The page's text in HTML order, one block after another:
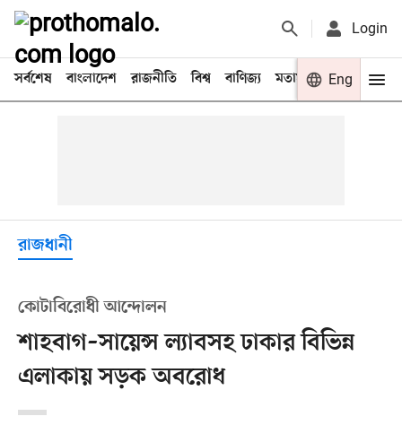
Login
সর্বশেষ বাংলাদেশ রাজনীতি বিশ্ব বাণিজ্য মতামত খেলা
Eng
রাজধানী
কোটাবিরোধী আন্দোলন
শাহবাগ–সায়েন্স ল্যাবসহ ঢাকার বিভিন্ন
এলাকায় সড়ক অবরোধ